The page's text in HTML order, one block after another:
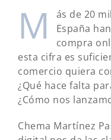
M
ás de 20
España
compra
esta cifra es
comercio quiera
¿Qué hace falta
¿Cómo nos
Chema Martínez